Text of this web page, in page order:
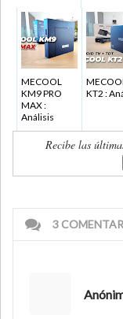
MECOOL
KM9 PRO
MAX :
Análisis
KT2 :
Recibe las
3